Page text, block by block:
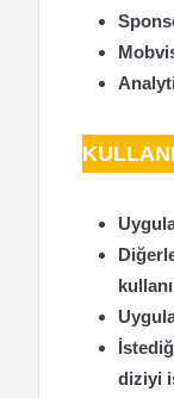
diziyi